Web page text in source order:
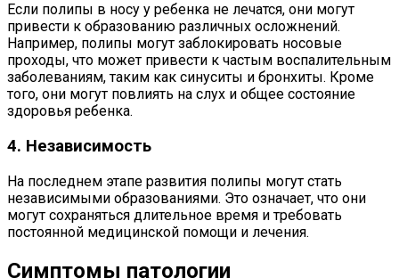
Если полипы в носу у ребенка не лечатся, они могут
привести к образованию различных осложнений.
Например, полипы могут заблокировать носовые
проходы, что может привести к частым воспалительным
заболеваниям, таким как синуситы и бронхиты. Кроме
того, они могут повлиять на слух и общее состояние
здоровья ребенка.
4. Независимость
На последнем этапе развития полипы могут стать
независимыми образованиями. Это означает, что они
могут сохраняться длительное время и требовать
постоянной медицинской помощи и лечения.
Симптомы патологии